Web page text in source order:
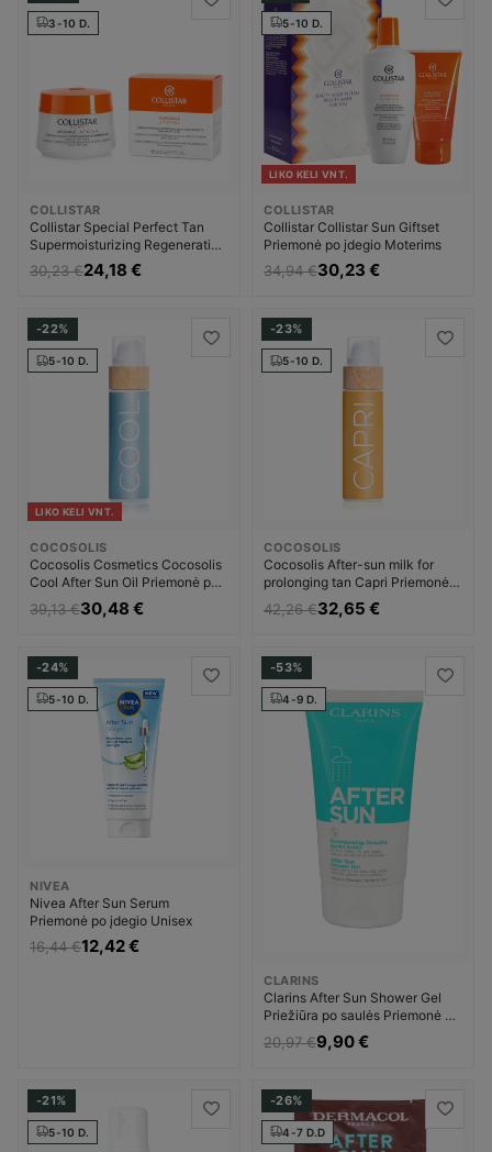
3-10 D.
COLLISTAR
Collistar Special Perfect Tan
Supermoisturizing Regenerating
After Sun Cream Priežiūra po
saulės Priemonė po įdegio
30,23 €24,18 €
5-10 D.
LIKO KELI VNT.
COLLISTAR
Collistar Collistar Sun Giftset
Priemonė po įdegio Moterims
34,94 €30,23 €
-22%
5-10 D.
LIKO KELI VNT.
COCOSOLIS
Cocosolis Cosmetics Cocosolis
Cool After Sun Oil Priemonė po
įdegio Moterims
39,13 €30,48 €
-23%
5-10 D.
COCOSOLIS
Cocosolis After-sun milk for
prolonging tan Capri Priemonė
po įdegio Moterims
42,26 €32,65 €
-24%
5-10 D.
NIVEA
Nivea After Sun Serum
Priemonė po įdegio Unisex
16,44 €12,42 €
-53%
4-9 D.
CLARINS
Clarins After Sun Shower Gel
Priežiūra po saulės Priemonė po
įdegio Moterims
20,97 €9,90 €
-21%
5-10 D.
-26%
4-7 D.D